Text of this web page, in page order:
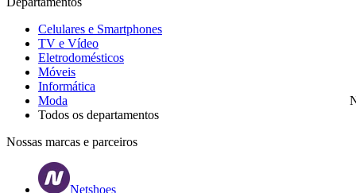
Celulares e Smartphones
TV e Vídeo
Eletrodomésticos
Móveis
Informática
Moda
Todos os departamentos
Nossas marcas e parceiros
Netshoes